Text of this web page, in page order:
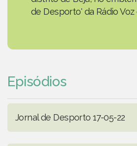
de Desporto' da Rádio Voz
Episódios
Jornal de Desporto 17-05-22